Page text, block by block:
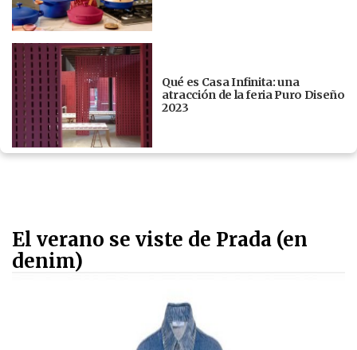
Qué es Casa Infinita: una
atracción de la feria Puro Diseño
2023
El verano se viste de Prada (en
denim)